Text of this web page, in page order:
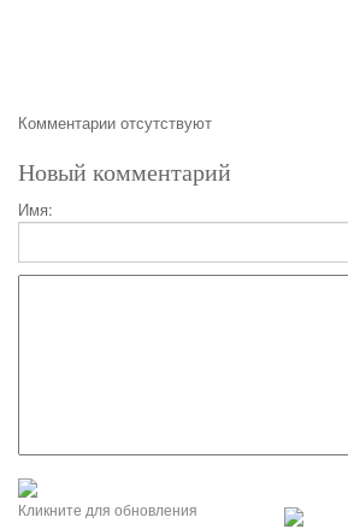
Комментарии отсутствуют
Новый комментарий
Имя:
Кликните для обновления